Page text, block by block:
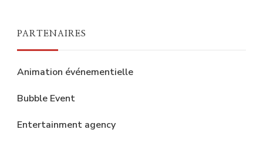
PARTENAIRES
Animation événementielle
Bubble Event
Entertainment agency